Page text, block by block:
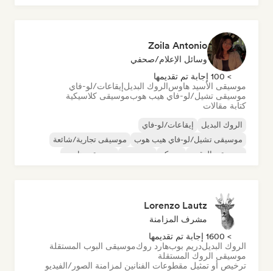
Zoila Antonio
وسائل الإعلام/صحفي
> 100 إجابة تم تقديمها
موسيقى الأسيد هاوسالروك البديلإيقاعات/لو-فاي
موسيقى تشيل/لو-فاي هيب هوبموسيقى كلاسيكية
كتابة مقالات
الروك البديل
إيقاعات/لو-فاي
موسيقى تشيل/لو-فاي هيب هوب
موسيقى تجارية/شائعة
موسيقى الرقص
ديسكو موسيقى هاوس
Lorenzo Lautz
مشرف المزامنة
> 1600 إجابة تم تقديمها
الروك البديلدريم بوبهارد روكموسيقى البوب المستقلة
موسيقى الروك المستقلة
ترخيص أو تمثيل مقطوعات الفنانين لمزامنة الصور/الفيديو